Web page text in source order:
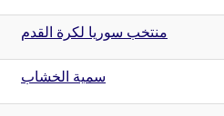
منتخب سوريا لكرة القدم
سمية الخشاب